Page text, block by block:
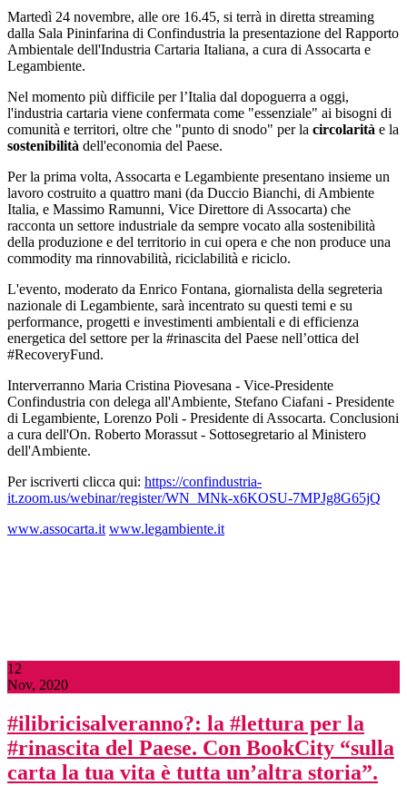
Martedì 24 novembre, alle ore 16.45, si terrà in diretta streaming
dalla Sala Pininfarina di Confindustria la presentazione del Rapporto
Ambientale dell'Industria Cartaria Italiana, a cura di Assocarta e
Legambiente.
Nel momento più difficile per l’Italia dal dopoguerra a oggi,
l'industria cartaria viene confermata come "essenziale" ai bisogni di
comunità e territori, oltre che "punto di snodo" per la circolarità e la
sostenibilità dell'economia del Paese.
Per la prima volta, Assocarta e Legambiente presentano insieme un
lavoro costruito a quattro mani (da Duccio Bianchi, di Ambiente
Italia, e Massimo Ramunni, Vice Direttore di Assocarta) che
racconta un settore industriale da sempre vocato alla sostenibilità
della produzione e del territorio in cui opera e che non produce una
commodity ma rinnovabilità, riciclabilità e riciclo.
L'evento, moderato da Enrico Fontana, giornalista della segreteria
nazionale di Legambiente, sarà incentrato su questi temi e su
performance, progetti e investimenti ambientali e di efficienza
energetica del settore per la #rinascita del Paese nell’ottica del
#RecoveryFund.
Interverranno Maria Cristina Piovesana - Vice-Presidente
Confindustria con delega all'Ambiente, Stefano Ciafani - Presidente
di Legambiente, Lorenzo Poli - Presidente di Assocarta. Conclusioni
a cura dell'On. Roberto Morassut - Sottosegretario al Ministero
dell'Ambiente.
Per iscriverti clicca qui: https://confindustria-
it.zoom.us/webinar/register/WN_MNk-x6KOSU-7MPJg8G65jQ
www.assocarta.it www.legambiente.it
12
Nov, 2020
#ilibricisalveranno?: la #lettura per la
#rinascita del Paese. Con BookCity “sulla
carta la tua vita è tutta un’altra storia”.